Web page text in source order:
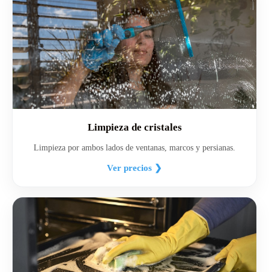
Limpieza de cristales
Limpieza por ambos lados de ventanas, marcos y persianas.
Ver precios ❯